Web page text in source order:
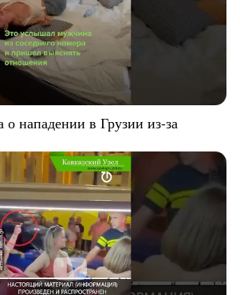
о нападении в Грузии из-за